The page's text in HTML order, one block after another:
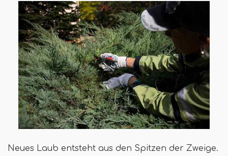
Neues Laub entsteht aus den Spitzen der Zweige.